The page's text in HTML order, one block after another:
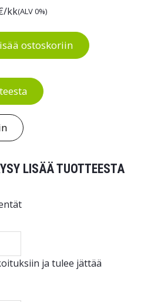
kk(ALV 0%)
HEVI määrä
ostoskoriin
LISÄÄ TUOTTEESTA
ja tulee jättää